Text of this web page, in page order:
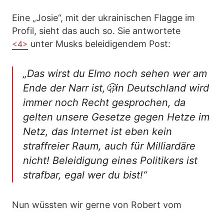
Eine „Josie“, mit der ukrainischen Flagge im
Profil, sieht das auch so. Sie antwortete
<4> unter Musks beleidigendem Post:
„Das wirst du Elmo noch sehen wer am
Ende der Narr ist,🫢in Deutschland wird
immer noch Recht gesprochen, da
gelten unsere Gesetze gegen Hetze im
Netz, das Internet ist eben kein
straffreier Raum, auch für Milliardäre
nicht! Beleidigung eines Politikers ist
strafbar, egal wer du bist!“
Nun wüssten wir gerne von Robert vom